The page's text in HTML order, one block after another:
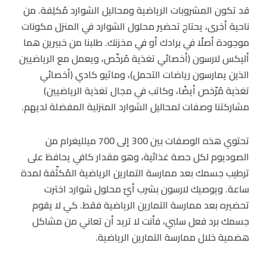
قد تكون المشروبات الرياضية ومحاليل الشوارد مُكلِفة. من
ناحية أخرى، يحتاج تحضير محلول الشوارد في المنزل مكونات
موجودة أصلًا في برادك أو في مخزنك. طلبنا من خبيرين هما
أليكس لارسون (أخصائي تغذية مُرخّص، ويعمل مع الرياضيين
الذين يمارسون رياضات التحمل)، وماثيو كادي (أخصائي
تغذية مُرّخص أيضًا، وكاتب في مجال تغذية الرياضيين)
مشاركتنا وصفات لمحاليل الشوارد المنزلية المفضلة لديهم.
تحتوي هذه الوصفات بين 300 إلى 700 ميلليغرام من
الصوديوم لكل حصة غذائية، وهو مقدار كافي يحافظ على
ترطيب جسمك بعد ممارسة التمارين الرياضية المُكثّفة لمدة
ساعة. ويوصيك لارسون بشرب أيّ محلول شوارد اخترت
تحضيره بعد ممارسة التمارين الرياضية فقط. كي لا يقوم
جسمك برد فعل سلبي، فأنت لا تريد أن تعاني من مشاكل
هضمية خلال ممارسة التمارين الرياضية.